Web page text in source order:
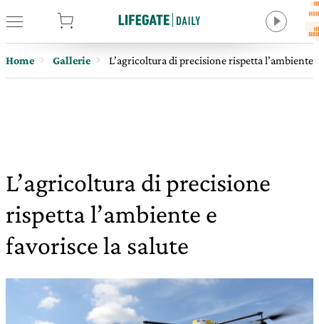
Home Gallerie L’agricoltura di precisione rispetta l’ambiente
L’agricoltura di precisione
rispetta l’ambiente e
favorisce la salute